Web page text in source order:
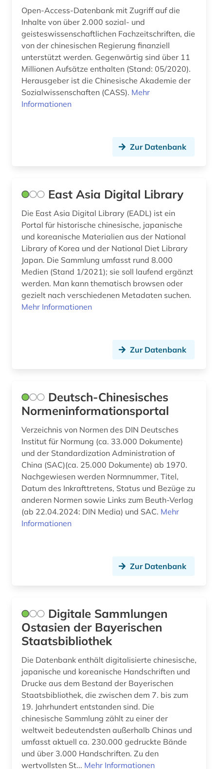
Open-Access-Datenbank mit Zugriff auf die
Inhalte von über 2.000 sozial- und
geisteswissenschaftlichen Fachzeitschriften, die
von der chinesischen Regierung finanziell
unterstützt werden. Gegenwärtig sind über 11
Millionen Aufsätze enthalten (Stand: 05/2020).
Herausgeber ist die Chinesische Akademie der
Sozialwissenschaften (CASS). Mehr
Informationen
Zur Datenbank
East Asia Digital Library
Die East Asia Digital Library (EADL) ist ein
Portal für historische chinesische, japanische
und koreanische Materialien aus der National
Library of Korea und der National Diet Library
Japan. Die Sammlung umfasst rund 8.000
Medien (Stand 1/2021); sie soll laufend ergänzt
werden. Man kann thematisch browsen oder
gezielt nach verschiedenen Metadaten suchen.
Mehr Informationen
Zur Datenbank
Deutsch-Chinesisches
Normeninformationsportal
Verzeichnis von Normen des DIN Deutsches
Institut für Normung (ca. 33.000 Dokumente)
und der Standardization Administration of
China (SAC)(ca. 25.000 Dokumente) ab 1970.
Nachgewiesen werden Normnummer, Titel,
Datum des Inkrafttretens, Status und Bezüge zu
anderen Normen sowie Links zum Beuth-Verlag
(ab 22.04.2024: DIN Media) und SAC. Mehr
Informationen
Zur Datenbank
Digitale Sammlungen
Ostasien der Bayerischen
Staatsbibliothek
Die Datenbank enthält digitalisierte chinesische,
japanische und koreanische Handschriften und
Drucke aus dem Bestand der Bayerischen
Staatsbibliothek, die zwischen dem 7. bis zum
19. Jahrhundert entstanden sind. Die
chinesische Sammlung zählt zu einer der
weltweit bedeutendsten außerhalb Chinas und
umfasst aktuell ca. 230.000 gedruckte Bände
und über 3.000 Handschriften. Zu den
wertvollsten St... Mehr Informationen